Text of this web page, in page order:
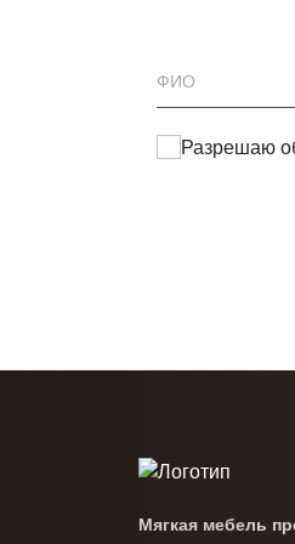
Разрешаю
Мягкая мебель